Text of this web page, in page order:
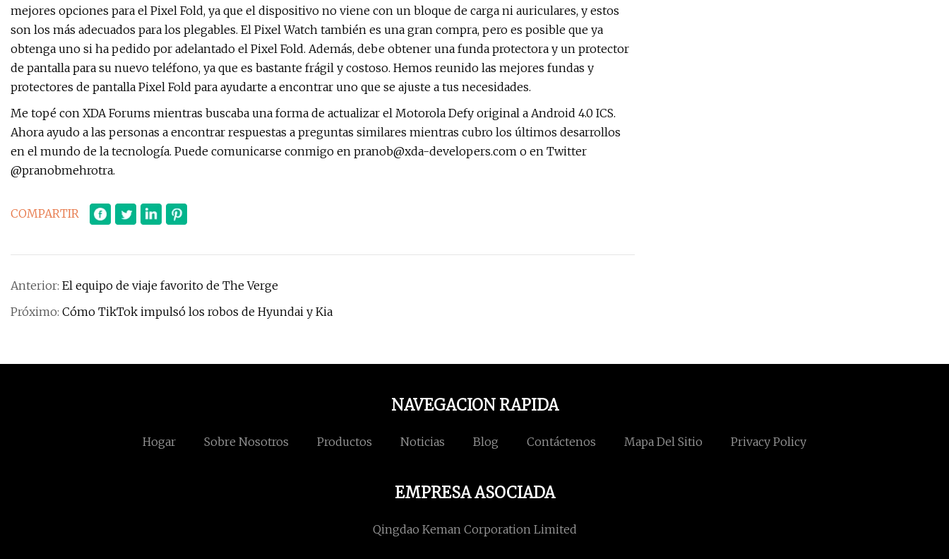
mejores opciones para el Pixel Fold, ya que el dispositivo no viene con un bloque de carga ni auriculares, y estos
son los más adecuados para los plegables. El Pixel Watch también es una gran compra, pero es posible que ya
obtenga uno si ha pedido por adelantado el Pixel Fold. Además, debe obtener una funda protectora y un protector
de pantalla para su nuevo teléfono, ya que es bastante frágil y costoso. Hemos reunido las mejores fundas y
protectores de pantalla Pixel Fold para ayudarte a encontrar uno que se ajuste a tus necesidades.
Me topé con XDA Forums mientras buscaba una forma de actualizar el Motorola Defy original a Android 4.0 ICS.
Ahora ayudo a las personas a encontrar respuestas a preguntas similares mientras cubro los últimos desarrollos
en el mundo de la tecnología. Puede comunicarse conmigo en pranob@xda-developers.com o en Twitter
@pranobmehrotra.
COMPARTIR
Anterior: El equipo de viaje favorito de The Verge
Próximo: Cómo TikTok impulsó los robos de Hyundai y Kia
NAVEGACION RAPIDA
Hogar Sobre Nosotros Productos Noticias Blog Contáctenos Mapa Del Sitio Privacy Policy
EMPRESA ASOCIADA
Qingdao Keman Corporation Limited